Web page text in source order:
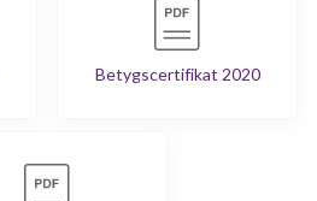
Betygscertifikat 2020